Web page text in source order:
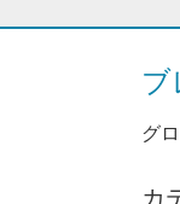
ブ
グ
カ